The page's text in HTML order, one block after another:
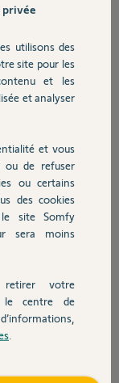
plus robuste en
ces derniers
?
équivalent en IO ?
avec coffre en
privée
utilisons des
site pour les
et les
et analyser
et vous
ou de refuser
ou certains
des cookies
le site Somfy
sera moins
votre
le centre de